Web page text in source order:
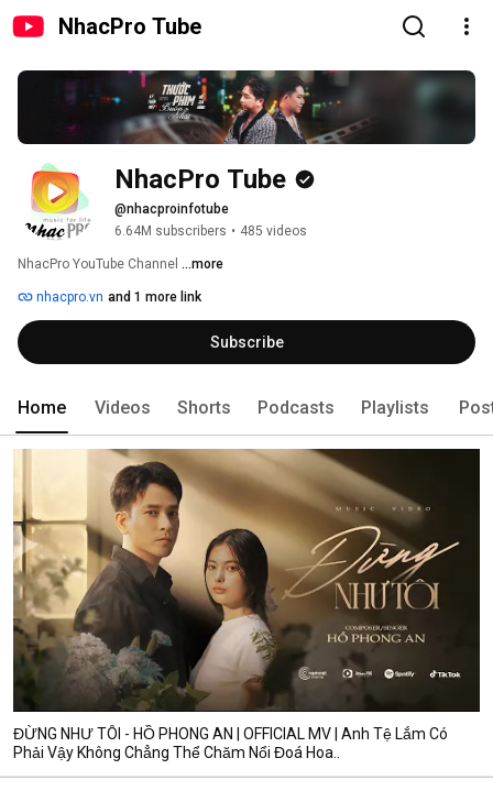
NhacPro Tube
NhacPro Tube
@nhacproinfotube
6.64M subscribers • 485 videos
NhacPro YouTube Channel ...more
nhacpro.vn and 1 more link
Subscribe
Home Videos Shorts Podcasts Playlists
ĐỪNG NHƯ TÔI - HỒ PHONG AN | OFFICIAL MV | Anh Tệ Lắm Có
Phải Vậy Không Chẳng Thể Chăm Nổi Đoá Hoa..